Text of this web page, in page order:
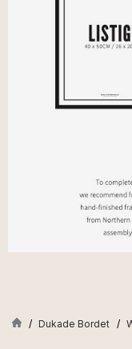
Dukade Bordet